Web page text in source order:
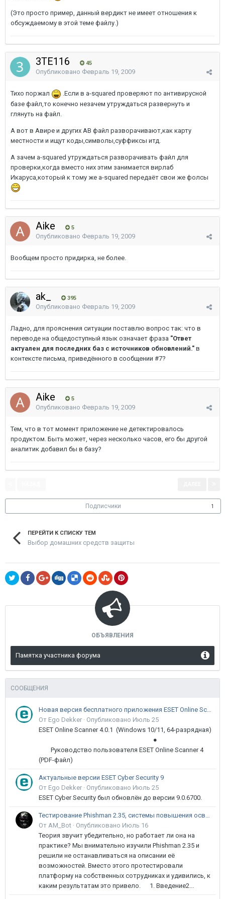
(Это просто пример, данный вердикт не имеет отношения к
обсуждаемому в этой теме файлу.)
3TE116 45
Опубликовано Февраль 19, 2009
Тихо поржал
.Если в a-squared проверяют по антивирусной
базе файл,то конечно незачем утруждаться развернуть и
глянуть на файл.
А вот в Авире и других АВ файл разворачивают,как карту
местности и ищут коды,символы,суффиксы итд.
А зачем a-squared утруждаться разворачивать файл для
проверки,когда вместо них этим занимается вирлаб
Икаруса,который к тому же a-squared передаёт свои же фолсы
Aike 5
Опубликовано Февраль 19, 2009
Вообщем просто придирка, не более.
ak_ 395
Опубликовано Февраль 19, 2009
Ладно, для прояснения ситуации поставлю вопрос так: что в
переводе на общедоступный язык означает фраза "Ответ
актуален для последних баз с источников обновлений." в
контексте письма, приведённого в сообщении #7?
Aike 5
Опубликовано Февраль 19, 2009
Тем, что в тот момент приложение не детектировалось
продуктом. Быть может, через несколько часов, его бы другой
аналитик добавил бы в базу?
Подписчики 1
ПЕРЕЙТИ К СПИСКУ ТЕМ
Выбор домашних средств защиты
ОБЪЯВЛЕНИЯ
Памятка участника форума
СООБЩЕНИЯ
Новая версия бесплатного приложения ESET Online Scanner доступна пользователям
От Ego Dekker · Опубликовано Июль 25
ESET Online Scanner 4.0.1 (Windows 10/11, 64-разрядная)
●
Руководство пользователя ESET Online Scanner 4
(PDF-файл)
Актуальные версии ESET Cyber Security 9
От Ego Dekker · Опубликовано Июль 25
ESET Cyber Security был обновлён до версии 9.0.6700.
Тестирование Phishman 2.35, системы повышения осведомлённости пользователей в сфере ИБ
От AM_Bot · Опубликовано Июль 16
Теория звучит убедительно, но работает ли она на
практике? Мы внимательно изучили Phishman 2.35 и
решили не останавливаться на описании её
возможностей. Вместо этого протестировали
платформу на собственных сотрудниках и удивились, к
каким результатам это привело. 1. Введение2...